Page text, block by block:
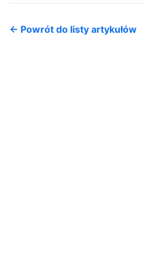
← Powrót do listy artykułów